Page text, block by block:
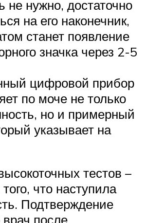
не нужно, достаточно
на его наконечник,
станет появление
значка через 2-5
цифровой прибор
по моче не только
но и примерный
указывает на
тестов –
что наступила
Подтверждение
врач после